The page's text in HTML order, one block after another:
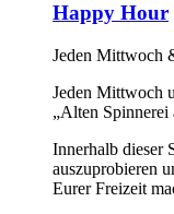
Happy Hour
Jeden Mittwoch
Jeden Mittwoch
„Alten Spinnerei
Innerhalb dieser
auszuprobieren
Eurer Freizeit